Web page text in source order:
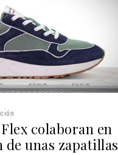
colaboran en
de unas zapatillas